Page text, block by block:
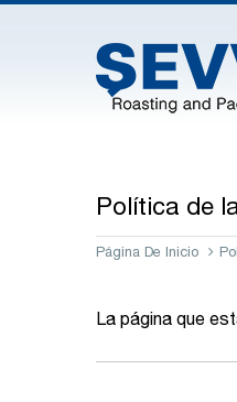
Política de
Página De Inicio
La página que